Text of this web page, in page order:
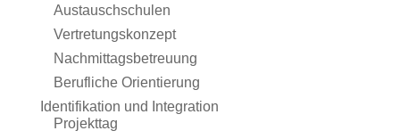
Austauschschulen
Vertretungskonzept
Nachmittagsbetreuung
Berufliche Orientierung
Identifikation und Integration
Projekttag